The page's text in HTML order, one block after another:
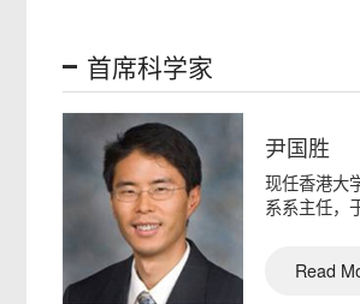
首席科学家
尹国胜
现任香港大
系系主任，
Read